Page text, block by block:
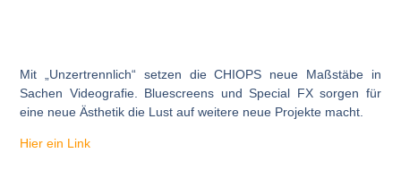
Mit „Unzertrennlich“ setzen die CHIOPS neue Maßstäbe in
Sachen Videografie. Bluescreens und Special FX sorgen für
eine neue Ästhetik die Lust auf weitere neue Projekte macht.
Hier ein Link